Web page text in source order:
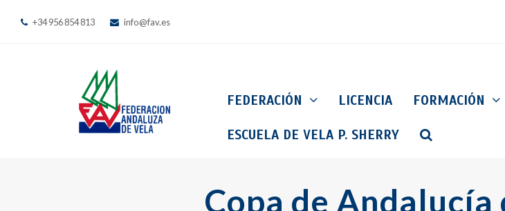
+34 956 854 813 info@fav.es
FEDERACIÓN LICENCIA FORMACIÓN
ESCUELA DE VELA P. SHERRY
Copa de